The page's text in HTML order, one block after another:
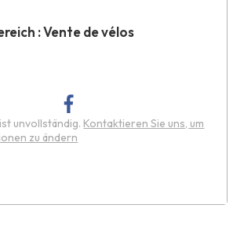
: Vente de vélos
unvollständig. Kontaktieren Sie uns, um
zu ändern